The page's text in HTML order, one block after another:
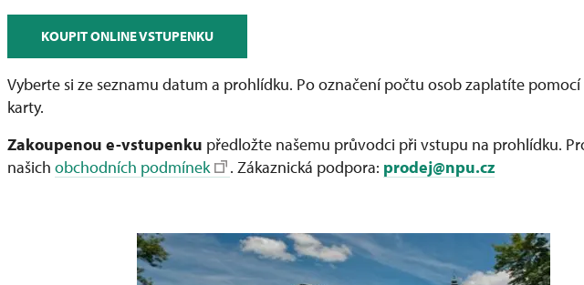
KOUPIT ONLINE VSTUPENKU
Vyberte si ze seznamu datum a prohlídku. Po označení počtu osob zaplatíte
karty.
Zakoupenou e-vstupenku předložte našemu průvodci při vstupu na prohlídku.
našich obchodních podmínek . Zákaznická podpora: prodej@npu.cz